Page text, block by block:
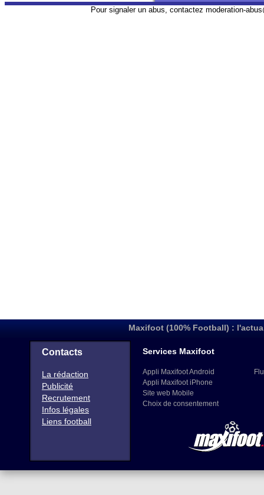
Pour signaler un abus, contactez moderation-
Maxifoot (100% Football) :
Contacts
La rédaction
Publicité
Recrutement
Infos légales
Liens football
Services Maxifoot
Appli Maxifoot Android
Appli Maxifoot iPhone
Site web Mobile
Choix de consentement